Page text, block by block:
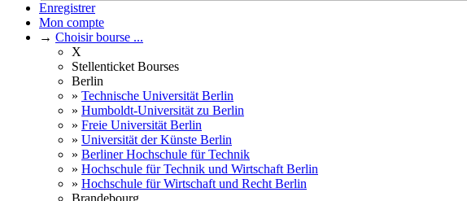
Enregistrer
Mon compte
→ Choisir bourse ...
X
Stellenticket Bourses
Berlin
» Technische Universität Berlin
» Humboldt-Universität zu Berlin
» Freie Universität Berlin
» Universität der Künste Berlin
» Berliner Hochschule für Technik
» Hochschule für Technik und Wirtschaft Berlin
» Hochschule für Wirtschaft und Recht Berlin